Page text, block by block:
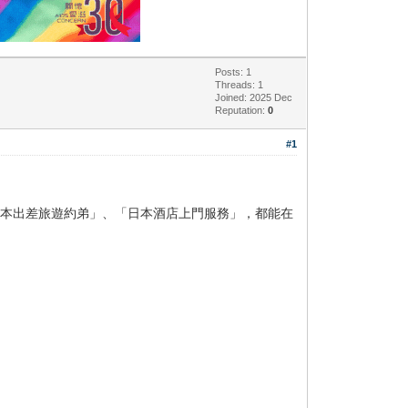
Posts: 1
Threads: 1
Joined: 2025 Dec
Reputation:0
#1
出差旅遊約弟」、「日本酒店上門服務」，都能在